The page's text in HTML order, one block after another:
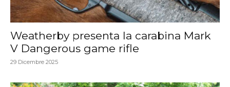
Weatherby presenta la carabina Mark
V Dangerous game rifle
29 Dicembre 2025